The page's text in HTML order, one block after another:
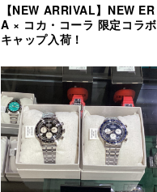
【NEW ARRIVAL】NEW ER
A × コカ・コーラ 限定コラボ
キャップ入荷！